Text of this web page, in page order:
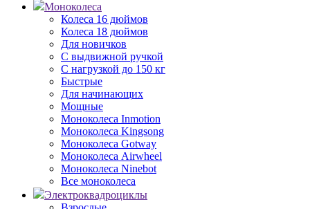
Моноколеса
Колеса 16 дюймов
Колеса 18 дюймов
Для новичков
С выдвижной ручкой
С нагрузкой до 150 кг
Быстрые
Для начинающих
Мощные
Моноколеса Inmotion
Моноколеса Kingsong
Моноколеса Gotway
Моноколеса Airwheel
Моноколеса Ninebot
Все моноколеса
Электроквадроциклы